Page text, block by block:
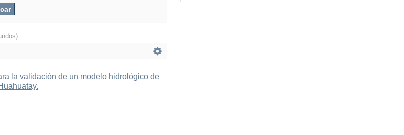
la validación de un modelo hidrológico de